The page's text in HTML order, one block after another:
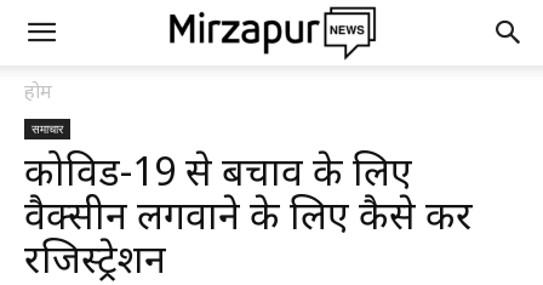
होम
समाचार
कोविड-19 से बचाव के लिए
वैक्सीन लगवाने के लिए कैसे करें
रजिस्ट्रेशन